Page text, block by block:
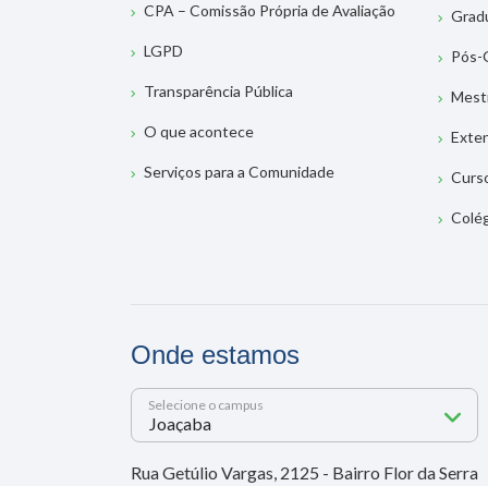
CPA – Comissão Própria de Avaliação
LGPD
Transparência Pública
O que acontece
Serviços para a Comunidade
Pós-
Onde estamos
Selecione o campus
Rua Getúlio Vargas, 2125 - Bairro Flor da Serra